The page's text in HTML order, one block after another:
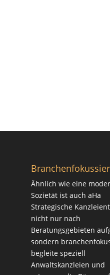
Ähnlich wie eine
Sozietät ist auch aHa
Strategische
nicht nur nach
Beratungsgebieten
sondern
begleite speziell
Anwaltskanzleien und